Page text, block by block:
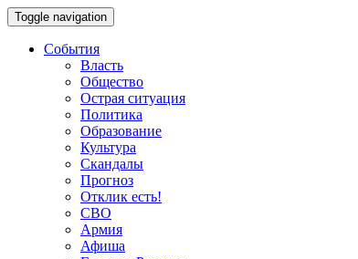
Toggle navigation
События
Власть
Общество
Острая ситуация
Политика
Образование
Культура
Скандалы
Прогноз
Отклик есть!
СВО
Армия
Афиша